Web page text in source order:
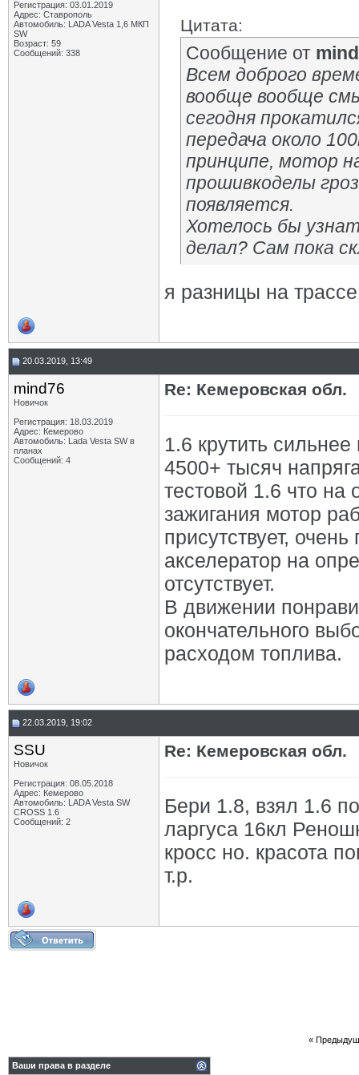
Регистрация: 03.01.2019
Адрес: Ставрополь
Автомобиль: LADA Vesta 1,6 МКП
SW
Возраст: 59
Сообщений: 338
Цитата:
Сообщение от
Всем доброго
вообще вообще
сегодня
передача около
принципе, мотор
прошивкоделы
появляется.
Хотелось бы
делал? Сам пока
я разницы на
20.03.2019, 13:49
mind76
Новичок
Регистрация: 18.03.2019
Адрес: Кемерово
Автомобиль: Lada Vesta SW в
планах
Сообщений: 4
Re: Кемеровская обл.
1.6 крутить
4500+ тысяч
тестовой 1.6 что на
зажигания мотор
присутствует,
акселератор на
отсутствует.
В движении
окончательного
расходом топлива.
22.03.2019, 19:02
SSU
Новичок
Регистрация: 08.05.2018
Адрес: Кемерово
Автомобиль: LADA Vesta SW
CROSS 1.6
Сообщений: 2
Re: Кемеровская обл.
Бери 1.8, взял 1.6
ларгуса 16кл
кросс но. красота
т.р.
«
Ваши права в разделе